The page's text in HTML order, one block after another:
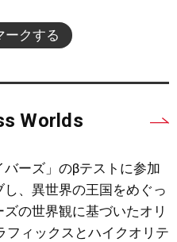
ークする
Worlds
ーズ」のβテストに参加
、異世界の王国をめぐっ
の世界観に基づいたオリ
フィックスとハイクオリテ